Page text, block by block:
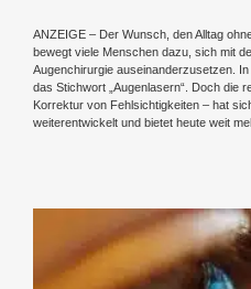
ANZEIGE – Der Wunsch, den Alltag
bewegt viele Menschen dazu, sich mit
Augenchirurgie auseinanderzusetzen.
das Stichwort „Augenlasern“. Doch die
Korrektur von Fehlsichtigkeiten – hat
weiterentwickelt und bietet heute weit